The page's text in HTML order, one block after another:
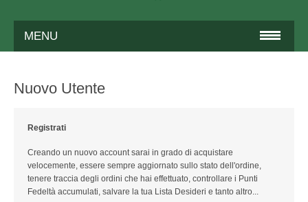
MENU
ISTITUZIONI ITALIANE
EUROPA
Nuovo Utente
Registrati
Creando un nuovo account sarai in grado di acquistare
velocemente, essere sempre aggiornato sullo stato dell'ordine,
tenere traccia degli ordini che hai effettuato, controllare i Punti
Fedeltà accumulati, salvare la tua Lista Desideri e tanto altro...